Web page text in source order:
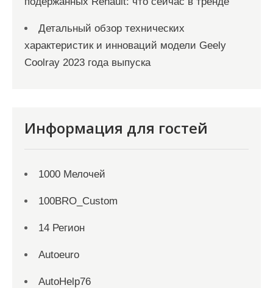
Детальный обзор технических
характеристик и инноваций модели Geely
Coolray 2023 года выпуска
Информация для гостей
1000 Мелочей
100BRO_Custom
14 Регион
Autoeuro
AutoHelp76